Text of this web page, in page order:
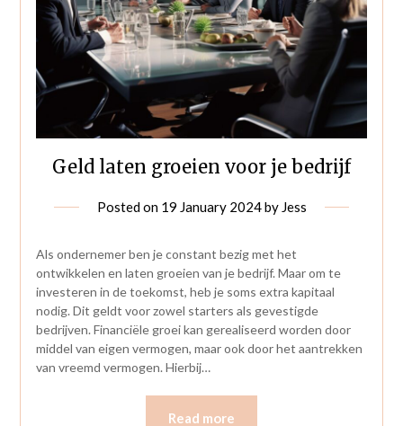
Geld laten groeien voor je bedrijf
Posted on 19 January 2024by Jess
Als ondernemer ben je constant bezig met het
ontwikkelen en laten groeien van je bedrijf. Maar om te
investeren in de toekomst, heb je soms extra kapitaal
nodig. Dit geldt voor zowel starters als gevestigde
bedrijven. Financiële groei kan gerealiseerd worden door
middel van eigen vermogen, maar ook door het aantrekken
van vreemd vermogen. Hierbij…
Read more